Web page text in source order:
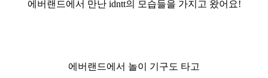
에버랜드에서 만난idntt의 모습들을 가지고 왔어요!
에버랜드에서 놀이 기구도 타고